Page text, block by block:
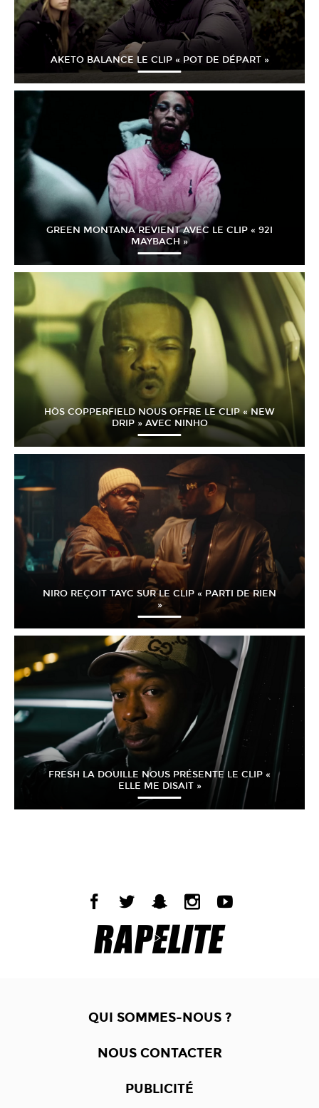
AKETO BALANCE LE CLIP « POT DE DÉPART »
GREEN MONTANA REVIENT AVEC LE CLIP « 92I
MAYBACH »
HÖS COPPERFIELD NOUS OFFRE LE CLIP « NEW
DRIP » AVEC NINHO
NIRO REÇOIT TAYC SUR LE CLIP « PARTI DE RIEN
»
FRESH LA DOUILLE NOUS PRÉSENTE LE CLIP «
ELLE ME DISAIT »
QUI SOMMES-NOUS ?
NOUS CONTACTER
PUBLICITÉ